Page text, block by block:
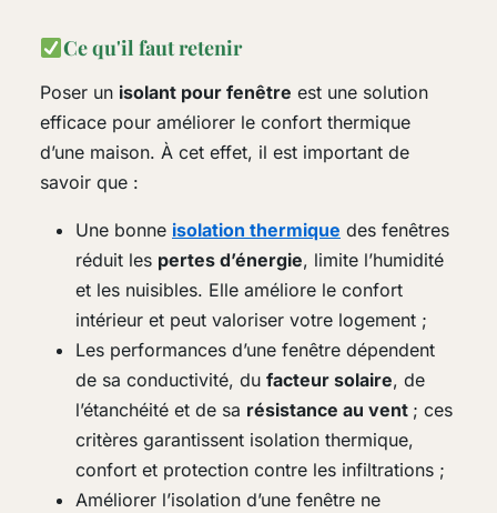
Ce qu'il faut retenir
Poser un isolant pour fenêtre est une solution
efficace pour améliorer le confort thermique
d’une maison. À cet effet, il est important de
savoir que :
Une bonne isolation thermique des fenêtres
réduit les pertes d’énergie, limite l’humidité
et les nuisibles. Elle améliore le confort
intérieur et peut valoriser votre logement ;
Les performances d’une fenêtre dépendent
de sa conductivité, du facteur solaire, de
l’étanchéité et de sa résistance au vent ; ces
critères garantissent isolation thermique,
confort et protection contre les infiltrations ;
Améliorer l’isolation d’une fenêtre ne